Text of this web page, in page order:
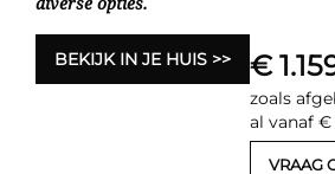
BEKIJK IN JE HUIS €
zoals
al vanaf €
VRAAG